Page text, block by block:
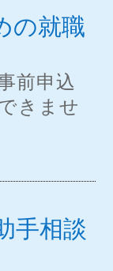
の就職
前申込
きませ
手相談